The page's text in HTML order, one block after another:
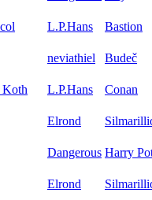
L.P.Hans Bastion
neviathiel Budeč
Koth
L.P.Hans Conan
Elrond
Dangerous Harry
Elrond